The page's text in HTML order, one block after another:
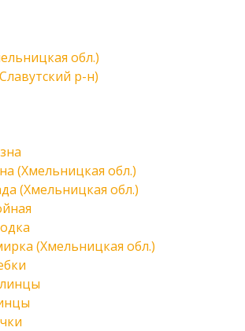
обл.)
р-н)
(Хмельницкая обл.)
(Хмельницкая обл.)
(Хмельницкая обл.)